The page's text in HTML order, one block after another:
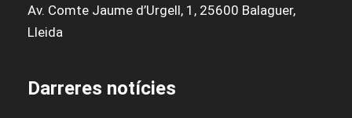
Av. Comte Jaume d’Urgell, 1, 25600 Balaguer,
Lleida
Darreres notícies